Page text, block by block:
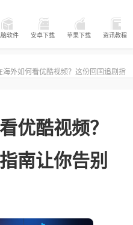
脑软件 安卓下载 苹果下载 资讯教程
海外如何看优酷视频？这份回国追剧指
优酷视频？
南让你告别